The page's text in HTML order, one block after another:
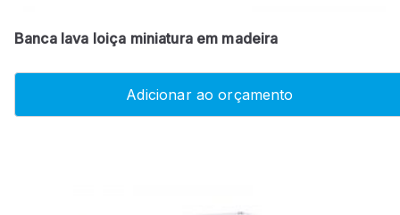
Banca lava loiça miniatura em madeira
Adicionar ao orçamento